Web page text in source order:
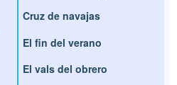
Cruz de navajas
El fin del verano
El vals del obrero